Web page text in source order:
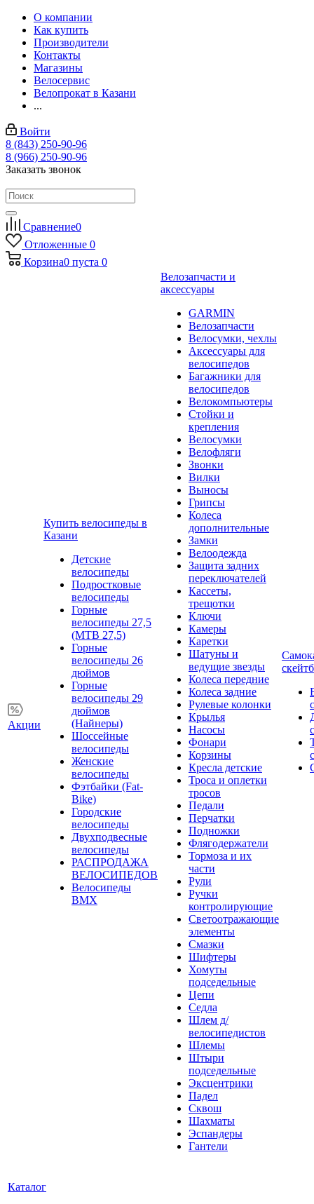
О компании
Как купить
Производители
Контакты
Магазины
Велосервис
Велопрокат в Казани
...
Войти
8 (843) 250-90-96
8 (966) 250-90-96
Заказать звонок
Сравнение0
Отложенные 0
Корзина0 пуста 0
Акции
Купить велосипеды в
Казани
Детские
велосипеды
Подростковые
велосипеды
Горные
велосипеды 27,5
(MTB 27,5)
Горные
велосипеды 26
дюймов
Горные
велосипеды 29
дюймов
(Найнеры)
Шоссейные
велосипеды
Женские
велосипеды
Фэтбайки (Fat-
Bike)
Городские
велосипеды
Двухподвесные
велосипеды
РАСПРОДАЖА
ВЕЛОСИПЕДОВ
Велосипеды
BMX
Велозапчасти и
аксессуары
GARMIN
Велозапчасти
Велосумки, чехлы
Аксессуары для
велосипедов
Багажники для
велосипедов
Велокомпьютеры
Стойки и
крепления
Велосумки
Велофляги
Звонки
Вилки
Выносы
Грипсы
Колеса
дополнительные
Замки
Велоодежда
Защита задних
переключателей
Кассеты,
трещотки
Ключи
Камеры
Каретки
Шатуны и
ведущие звезды
Колеса передние
Колеса задние
Рулевые колонки
Крылья
Насосы
Фонари
Корзины
Кресла детские
Троса и оплетки
тросов
Педали
Перчатки
Подножки
Флягодержатели
Тормоза и их
части
Рули
Ручки
контролирующие
Светоотражающие
элементы
Смазки
Шифтеры
Хомуты
подседельные
Цепи
Седла
Шлем д/
велосипедистов
Шлемы
Штыри
подседельные
Эксцентрики
Падел
Сквош
Шахматы
Эспандеры
Гантели
Каталог